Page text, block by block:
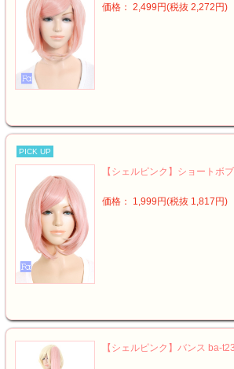
価格： 2,499円(税抜 2,272円)
PICK UP
【シェルピンク】ショートボ
価格： 1,999円(税抜 1,817円)
【シェルピンク】バンス ba-